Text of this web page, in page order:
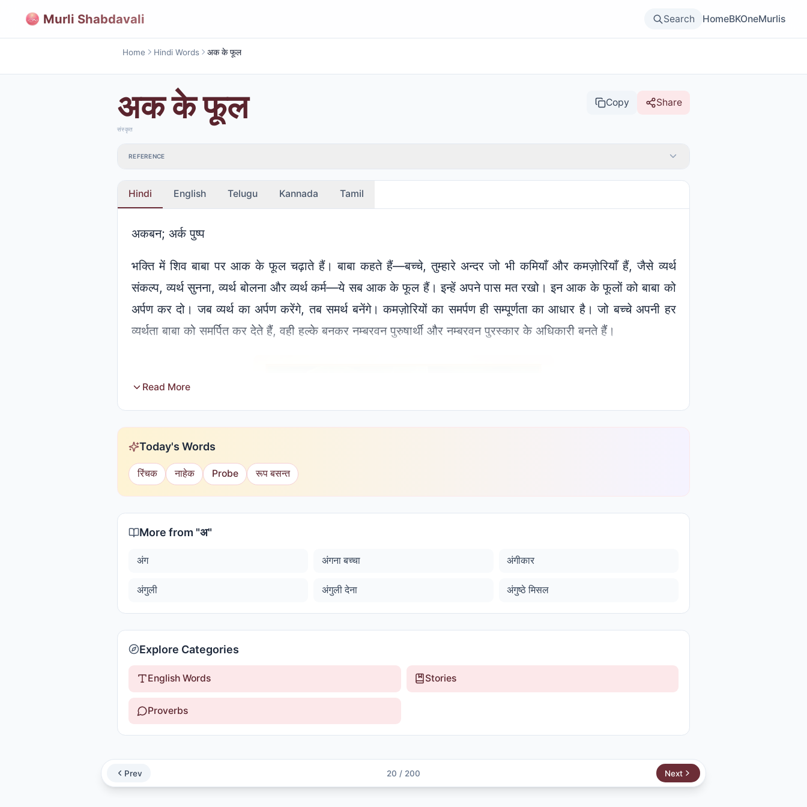
Murli Shabdavali Search HomeBKOneMurlis
Home Hindi Words अक के फूल
अक के फूल Copy Share
संस्कृत
REFERENCE
Hindi English Telugu Kannada Tamil
अकबन; अर्क पुष्प
भक्ति में शिव बाबा पर आक के फूल चढ़ाते हैं। बाबा कहते हैं—बच्चे, तुम्हारे अन्दर जो भी कमियाँ और कमज़ोरियाँ हैं, जैसे व्यर्थ
संकल्प, व्यर्थ सुनना, व्यर्थ बोलना और व्यर्थ कर्म—ये सब आक के फूल हैं। इन्हें अपने पास मत रखो। इन आक के फूलों को बाबा को
अर्पण कर दो। जब व्यर्थ का अर्पण करेंगे, तब समर्थ बनेंगे। कमज़ोरियों का समर्पण ही सम्पूर्णता का आधार है। जो बच्चे अपनी हर
व्यर्थता बाबा को समर्पित कर देते हैं, वही हल्के बनकर नम्बरवन पुरुषार्थी और नम्बरवन पुरस्कार के अधिकारी बनते हैं।
Read More
Today's Words
रिंचक नाहेक Probe रूप बसन्त
More from "अ"
अंग अंगना बच्चा अंगीकार
अंगुली अंगुली देना अंगुष्ठे मिसल
Explore Categories
English Words Stories
Proverbs
Prev 20 / 200 Next